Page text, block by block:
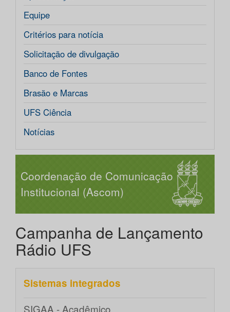
Equipe
Critérios para notícia
Solicitação de divulgação
Banco de Fontes
Brasão e Marcas
UFS Ciência
Notícias
Coordenação de Comunicação
Institucional (Ascom)
Campanha de Lançamento
Rádio UFS
Sistemas integrados
SIGAA - Acadêmico